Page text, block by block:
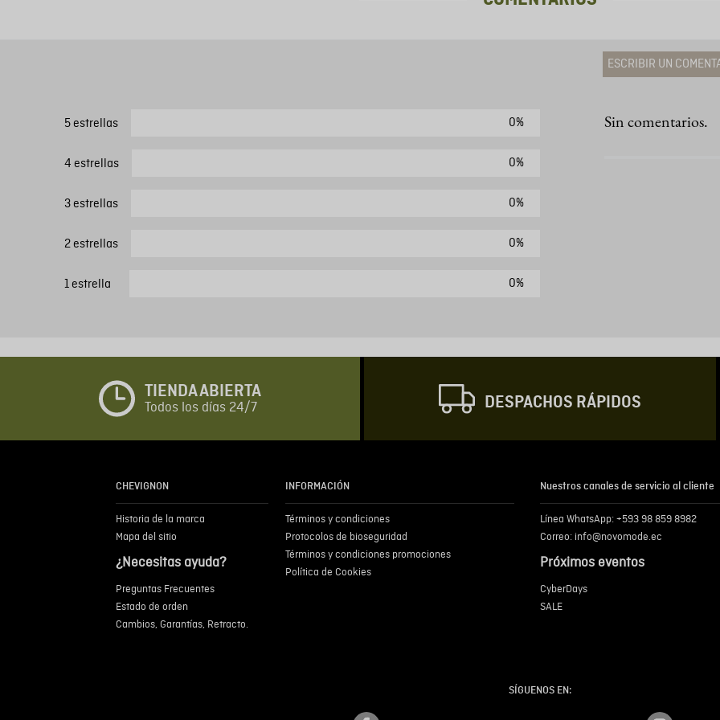
5 estrellas 0%
4 estrellas 0%
3 estrellas 0%
2 estrellas 0%
1 estrella 0%
ESCRIBIR UN
Agregar
Escribir comentario
Sin comentarios.
TIENDA ABIERTA
Todos los días 24/7 DESPACHOS RÁPIDOS
CHEVIGNON
Historia de la marca
Mapa del sitio
¿Necesitas ayuda?
Preguntas Frecuentes
Estado de orden
Cambios, Garantías, Retracto.
INFORMACIÓN
Términos y condiciones
Protocolos de bioseguridad
Términos y condiciones promociones
Política de Cookies
Nuestros canales de servicio al cliente
Línea WhatsApp: +593 98 859 8982
Correo: info@novomode.ec
Próximos eventos
CyberDays
SALE
SÍGUENOS EN: